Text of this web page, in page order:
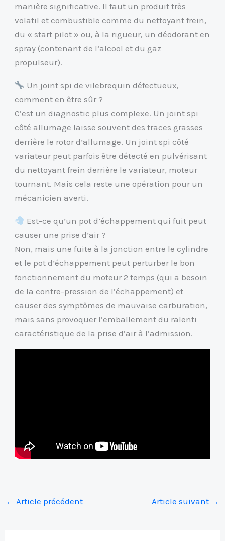
manière significative. Il faut un produit très
volatil et combustible comme du nettoyant frein,
du « start pilot » ou, à la rigueur, un déodorant en
spray (contenant de l’alcool et du gaz
propulseur).
Un joint spi de vilebrequin défectueux,
comment en être sûr ?
C’est un diagnostic plus complexe. Un joint spi
côté allumage laisse souvent des traces grasses
derrière le rotor d’allumage. Un joint spi côté
variateur peut parfois être détecté en pulvérisant
du nettoyant frein derrière le variateur, moteur
tournant. Mais cela reste une opération pour un
mécanicien averti.
Est-ce qu’un pot d’échappement qui fuit peut
causer une prise d’air ?
Non, mais une fuite à la jonction entre le cylindre
et le pot d’échappement peut perturber le bon
fonctionnement du moteur 2 temps (qui a besoin
de la contre-pression de l’échappement) et
causer des symptômes de mauvaise carburation,
mais sans provoquer l’emballement du ralenti
caractéristique de la prise d’air à l’admission.
← Article précédent Article suivant →